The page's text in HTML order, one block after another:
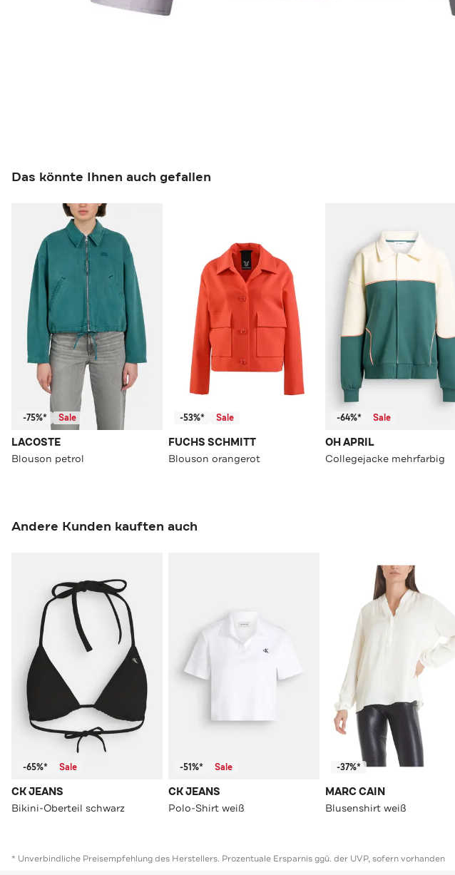
Das könnte Ihnen auch gefallen
-75%* Sale
LACOSTE
Blouson petrol
-53%* Sale
FUCHS SCHMITT
Blouson orangerot
-64%* Sale
OH APRIL
Collegejacke mehrfarbig
Andere Kunden kauften auch
-65%* Sale
CK JEANS
Bikini-Oberteil schwarz
-51%* Sale
CK JEANS
Polo-Shirt weiß
-37%*
MARC CAIN
Blusenshirt weiß
* Unverbindliche Preisempfehlung des Herstellers. Prozentuale Ersparnis ggü. der UVP, sofern vorhanden